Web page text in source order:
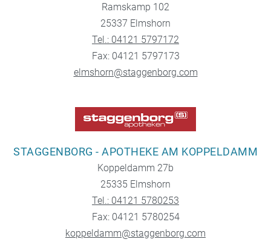
Ramskamp 102
25337 Elmshorn
Tel.: 04121 5797172
Fax: 04121 5797173
elmshorn@staggenborg.com
STAGGENBORG - APOTHEKE AM KOPPELDAMM
Koppeldamm 27b
25335 Elmshorn
Tel.: 04121 5780253
Fax: 04121 5780254
koppeldamm@staggenborg.com